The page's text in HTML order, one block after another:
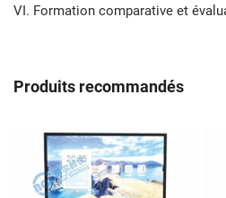
VI. Formation comparative et
Produits recommandés